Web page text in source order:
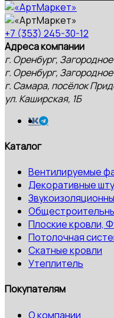
+7 (353) 245-30-12
Адреса компании
г. Оренбург,
г. Оренбург,
г. Самара, посёлок
ул. Каширская, 1Б
Каталог
Вентилируемые
Декоративные
Плоские кровли,
Потолочная
Скатные кровли
Утеплитель
Покупателям
О компании